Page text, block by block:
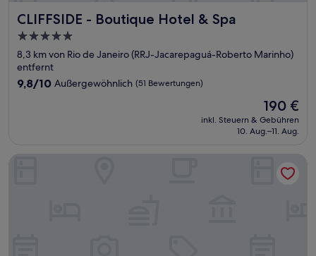
CLIFFSIDE - Boutique Hotel & Spa
CLIFFSIDE - Boutique Hotel & Spa
5.0-
Sterne-
Unterkunft
8,3 km von Rio de Janeiro (RRJ-Jacarepaguá-Roberto Marinho)
entfernt
9.8
9,8/10 Außergewöhnlich (51 Bewertungen)
Der
Preis
beträgt
190 €
inkl. Steuern & Gebühren
10. Aug.–11. Aug.